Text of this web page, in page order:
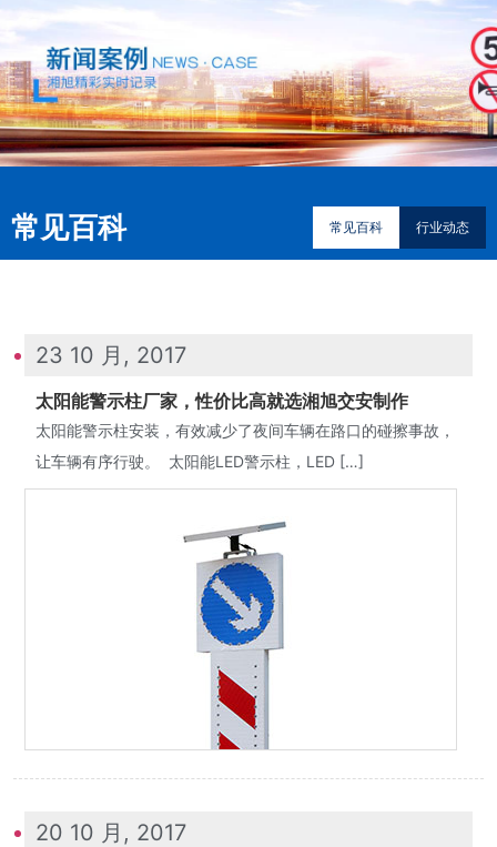
常见百科 常见百科 行业动态
23 10 月, 2017
太阳能警示柱厂家，性价比高就选湘旭交安制作
太阳能警示柱安装，有效减少了夜间车辆在路口的碰擦事故，
让车辆有序行驶。 太阳能LED警示柱，LED […]
20 10 月, 2017